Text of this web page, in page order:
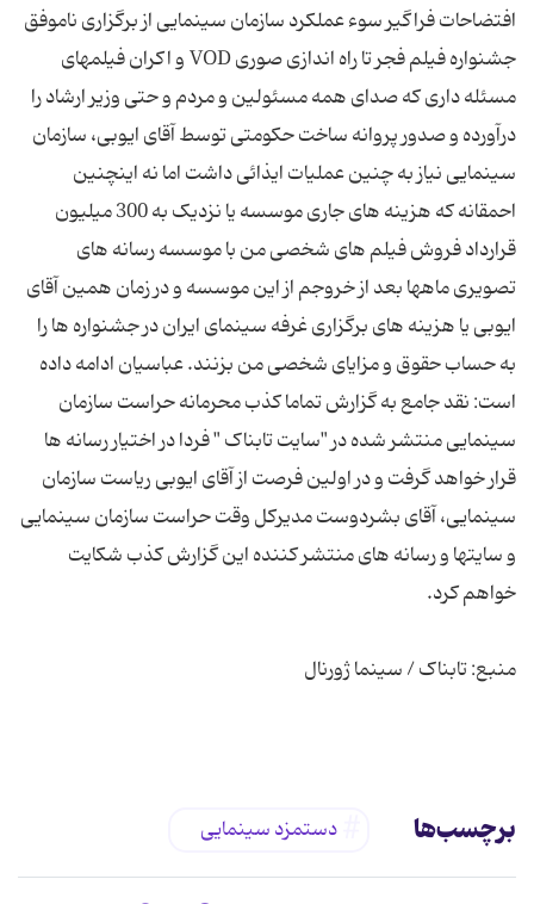
افتضاحات فراگیر سوء عملکرد سازمان سینمایی از برگزاری ناموفق
جشنواره فیلم فجر تا راه اندازی صوری VOD و اکران فیلمهای
مسئله داری که صدای همه مسئولین و مردم و حتی وزیر ارشاد را
درآورده و صدور پروانه ساخت حکومتی توسط آقای ایوبی، سازمان
سینمایی نیاز به چنین عملیات ایذائی داشت اما نه اینچنین
احمقانه که هزینه های جاری موسسه یا نزدیک به 300 میلیون
قرارداد فروش فیلم های شخصی من با موسسه رسانه های
تصویری ماهها بعد از خروجم از این موسسه و در زمان همین آقای
ایوبی یا هزینه های برگزاری غرفه سینمای ایران در جشنواره ها را
به حساب حقوق و مزایای شخصی من بزنند. عباسیان ادامه داده
است: نقد جامع به گزارش تماما کذب محرمانه حراست سازمان
سینمایی منتشر شده در "سایت تابناک " فردا در اختیار رسانه ها
قرار خواهد گرفت و در اولین فرصت از آقای ایوبی ریاست سازمان
سینمایی، آقای بشردوست مدیرکل وقت حراست سازمان سینمایی
و سایتها و رسانه های منتشر کننده این گزارش کذب شکایت
برچسب‌ها دستمزد سینمایی